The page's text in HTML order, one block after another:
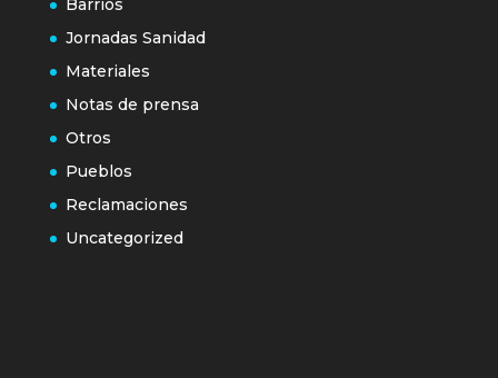
Jornadas Sanidad
Materiales
Notas de prensa
Otros
Pueblos
Reclamaciones
Uncategorized